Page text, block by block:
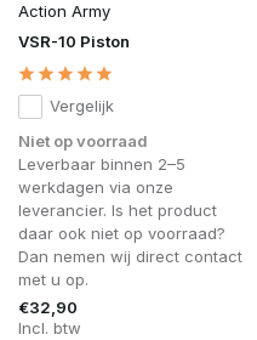
Slijt een piston snel bij
Bij onvoldoende versterkte
materiaalkeuze belangrijk.
optimaliseer je compressie,
energie-output binnen je
Action Army
VSR-10 Piston
Vergelijk
Niet op voorraad
Leverbaar binnen 2–5
werkdagen via onze
leverancier. Is het product
daar ook niet op voorraad?
Dan nemen wij direct contact
met u op.
€32,90
Incl. btw